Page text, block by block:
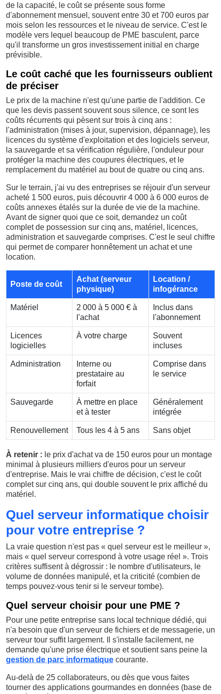
de la capacité, le coût se présente sous forme
d'abonnement mensuel, souvent entre 30 et 700 euros par
mois selon les ressources et le niveau de service. C'est le
modèle vers lequel beaucoup de PME basculent, parce
qu'il transforme un gros investissement initial en charge
prévisible.
Le coût caché que les fournisseurs oublient
de préciser
Le prix de la machine n'est qu'une partie de l'addition. Ce
que les devis passent souvent sous silence, ce sont les
coûts récurrents qui pèsent sur trois à cinq ans :
l'administration (mises à jour, supervision, dépannage), les
licences du système d'exploitation et des logiciels serveur,
la sauvegarde et sa vérification régulière, l'onduleur pour
protéger la machine des coupures électriques, et le
remplacement du matériel au bout de quatre ou cinq ans.
Sur le terrain, j'ai vu des entreprises se réjouir d'un serveur
acheté 1 500 euros, puis découvrir 4 000 à 6 000 euros de
coûts annexes étalés sur la durée de vie de la machine.
Avant de signer quoi que ce soit, demandez un coût
complet de possession sur cinq ans, matériel, licences,
administration et sauvegarde comprises. C'est le seul chiffre
qui permet de comparer honnêtement un achat et une
location.
Poste de coût
Achat (serveur
physique)
Location /
infogérance
Matériel
2 000 à 5 000 € à
l'achat
Inclus dans
l'abonnement
Licences
logicielles
À votre charge
Souvent
incluses
Administration
Interne ou
prestataire au
forfait
Comprise dans
le service
Sauvegarde
À mettre en place
et à tester
Généralement
intégrée
Renouvellement Tous les 4 à 5 ans Sans objet
À retenir : le prix d'achat va de 150 euros pour un montage
minimal à plusieurs milliers d'euros pour un serveur
d'entreprise. Mais le vrai chiffre de décision, c'est le coût
complet sur cinq ans, qui double souvent le prix affiché du
matériel.
Quel serveur informatique choisir
pour votre entreprise ?
La vraie question n'est pas « quel serveur est le meilleur »,
mais « quel serveur correspond à votre usage réel ». Trois
critères suffisent à dégrossir : le nombre d'utilisateurs, le
volume de données manipulé, et la criticité (combien de
temps pouvez-vous tenir si le serveur tombe).
Quel serveur choisir pour une PME ?
Pour une petite entreprise sans local technique dédié, qui
n'a besoin que d'un serveur de fichiers et de messagerie, un
serveur tour suffit largement. Il s'installe facilement, ne
demande qu'une prise électrique et soutient sans peine la
gestion de parc informatique courante.
Au-delà de 25 collaborateurs, ou dès que vous faites
tourner des applications gourmandes en données (base de